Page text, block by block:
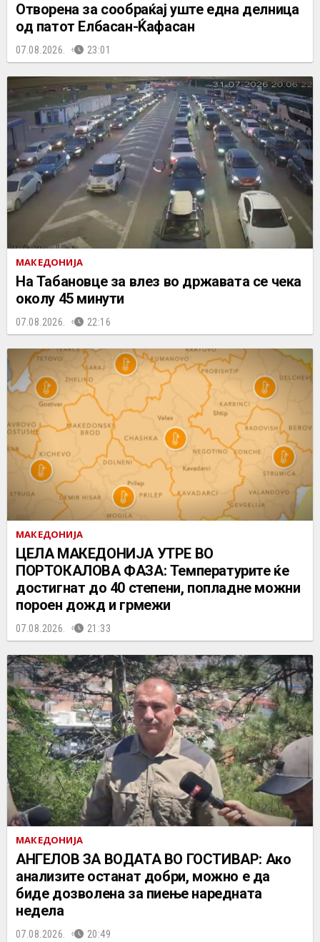
Отворена за сообраќај уште една делница
од патот Елбасан-Ќафасан
07.08.2026. 23:01
МАКЕДОНИЈА
На Табановце за влез во државата се чека
околу 45 минути
07.08.2026. 22:16
МАКЕДОНИЈА
ЦЕЛА МАКЕДОНИЈА УТРЕ ВО
ПОРТОКАЛОВА ФАЗА: Температурите ќе
достигнат до 40 степени, попладне можни
пороен дожд и грмежи
07.08.2026. 21:33
МАКЕДОНИЈА
АНГЕЛОВ ЗА ВОДАТА ВО ГОСТИВАР: Ако
анализите останат добри, можно е да
биде дозволена за пиење наредната
недела
07.08.2026. 20:49